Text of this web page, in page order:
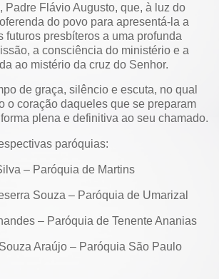
Padre Flávio Augusto, que, à luz do
do povo para apresentá-la a
futuros presbíteros a uma profunda
a consciência do ministério e a
ao mistério da cruz do Senhor.
de graça, silêncio e escuta, no qual
o coração daqueles que se preparam
forma plena e definitiva ao seu chamado.
paróquias:
– Paróquia de Martins
Souza – Paróquia de Umarizal
– Paróquia de Tenente Ananias
Araújo – Paróquia São Paulo